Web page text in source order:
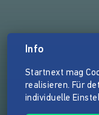
Info
Startnext mag
realisieren. Für
individuelle